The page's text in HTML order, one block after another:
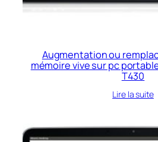
Augmentation ou
mémoire vive sur pc
T430
Lire la suite